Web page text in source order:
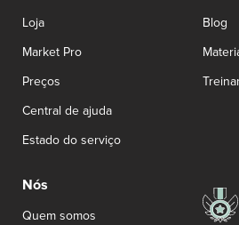
Loja
Market Pro
Preços
Central de ajuda
Estado do serviço
Blog
Nós
Quem somos